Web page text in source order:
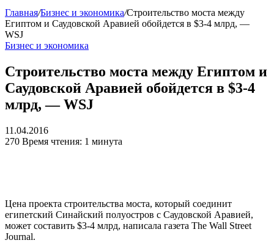
Главная/Бизнес и экономика/Строительство моста между
Египтом и Саудовской Аравией обойдется в $3-4 млрд, —
WSJ
Бизнес и экономика
Строительство моста между Египтом и
Саудовской Аравией обойдется в $3-4
млрд, — WSJ
11.04.2016
270 Время чтения: 1 минута
Цена проекта строительства моста, который соединит
египетский Синайский полуостров с Саудовской Аравией,
может составить $3-4 млрд, написала газета The Wall Street
Journal.